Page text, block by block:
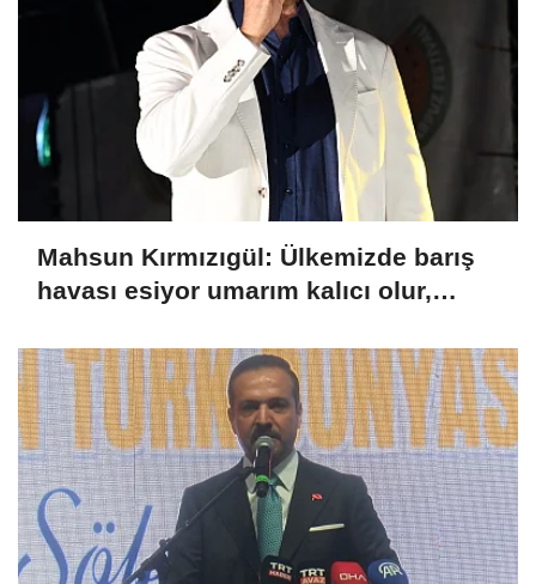
Mahsun Kırmızıgül: Ülkemizde barış
havası esiyor umarım kalıcı olur,